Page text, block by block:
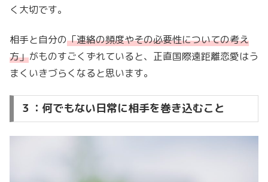
く大切です。
相手と自分の「連絡の頻度やその必要性についての考え
方」がものすごくずれていると、正直国際遠距離恋愛はう
まくいきづらくなると思います。
３：何でもない日常に相手を巻き込むこと